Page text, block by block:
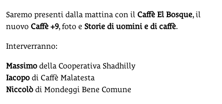
Saremo presenti dalla mattina con il Caffè El Bosque, il
nuovo Caffè +9, foto e Storie di uomini e di caffè.
Interverranno:
Massimo della Cooperativa Shadhilly
Iacopo di Caffè Malatesta
Niccolò di Mondeggi Bene Comune